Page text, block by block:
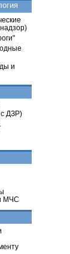
и
ДЗР)
МЧС